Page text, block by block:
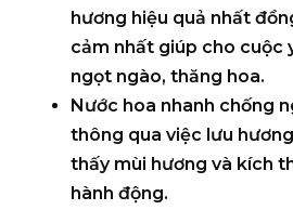
hương hiệu quả nhất
cảm nhất giúp cho cuộc
ngọt ngào, thăng hoa.
Nước hoa nhanh chống
thông qua việc lưu
thấy mùi hương và kích
hành động.